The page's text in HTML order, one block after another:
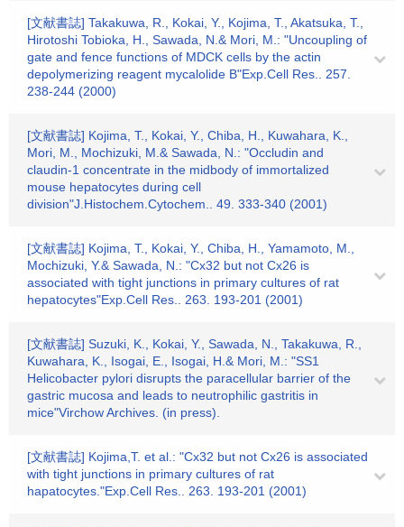
[文献書誌] Takakuwa, R., Kokai, Y., Kojima, T., Akatsuka, T.,
Hirotoshi Tobioka, H., Sawada, N.& Mori, M.: "Uncoupling of
gate and fence functions of MDCK cells by the actin
depolymerizing reagent mycalolide B"Exp.Cell Res.. 257.
238-244 (2000)
[文献書誌] Kojima, T., Kokai, Y., Chiba, H., Kuwahara, K.,
Mori, M., Mochizuki, M.& Sawada, N.: "Occludin and
claudin-1 concentrate in the midbody of immortalized
mouse hepatocytes during cell
division"J.Histochem.Cytochem.. 49. 333-340 (2001)
[文献書誌] Kojima, T., Kokai, Y., Chiba, H., Yamamoto, M.,
Mochizuki, Y.& Sawada, N.: "Cx32 but not Cx26 is
associated with tight junctions in primary cultures of rat
hepatocytes"Exp.Cell Res.. 263. 193-201 (2001)
[文献書誌] Suzuki, K., Kokai, Y., Sawada, N., Takakuwa, R.,
Kuwahara, K., Isogai, E., Isogai, H.& Mori, M.: "SS1
Helicobacter pylori disrupts the paracellular barrier of the
gastric mucosa and leads to neutrophilic gastritis in
mice"Virchow Archives. (in press).
[文献書誌] Kojima,T. et al.: "Cx32 but not Cx26 is associated
with tight junctions in primary cultures of rat
hapatocytes."Exp.Cell Res.. 263. 193-201 (2001)